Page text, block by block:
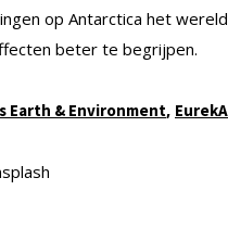
op Antarctica het
beter te begrijpen.
Earth & Environment,